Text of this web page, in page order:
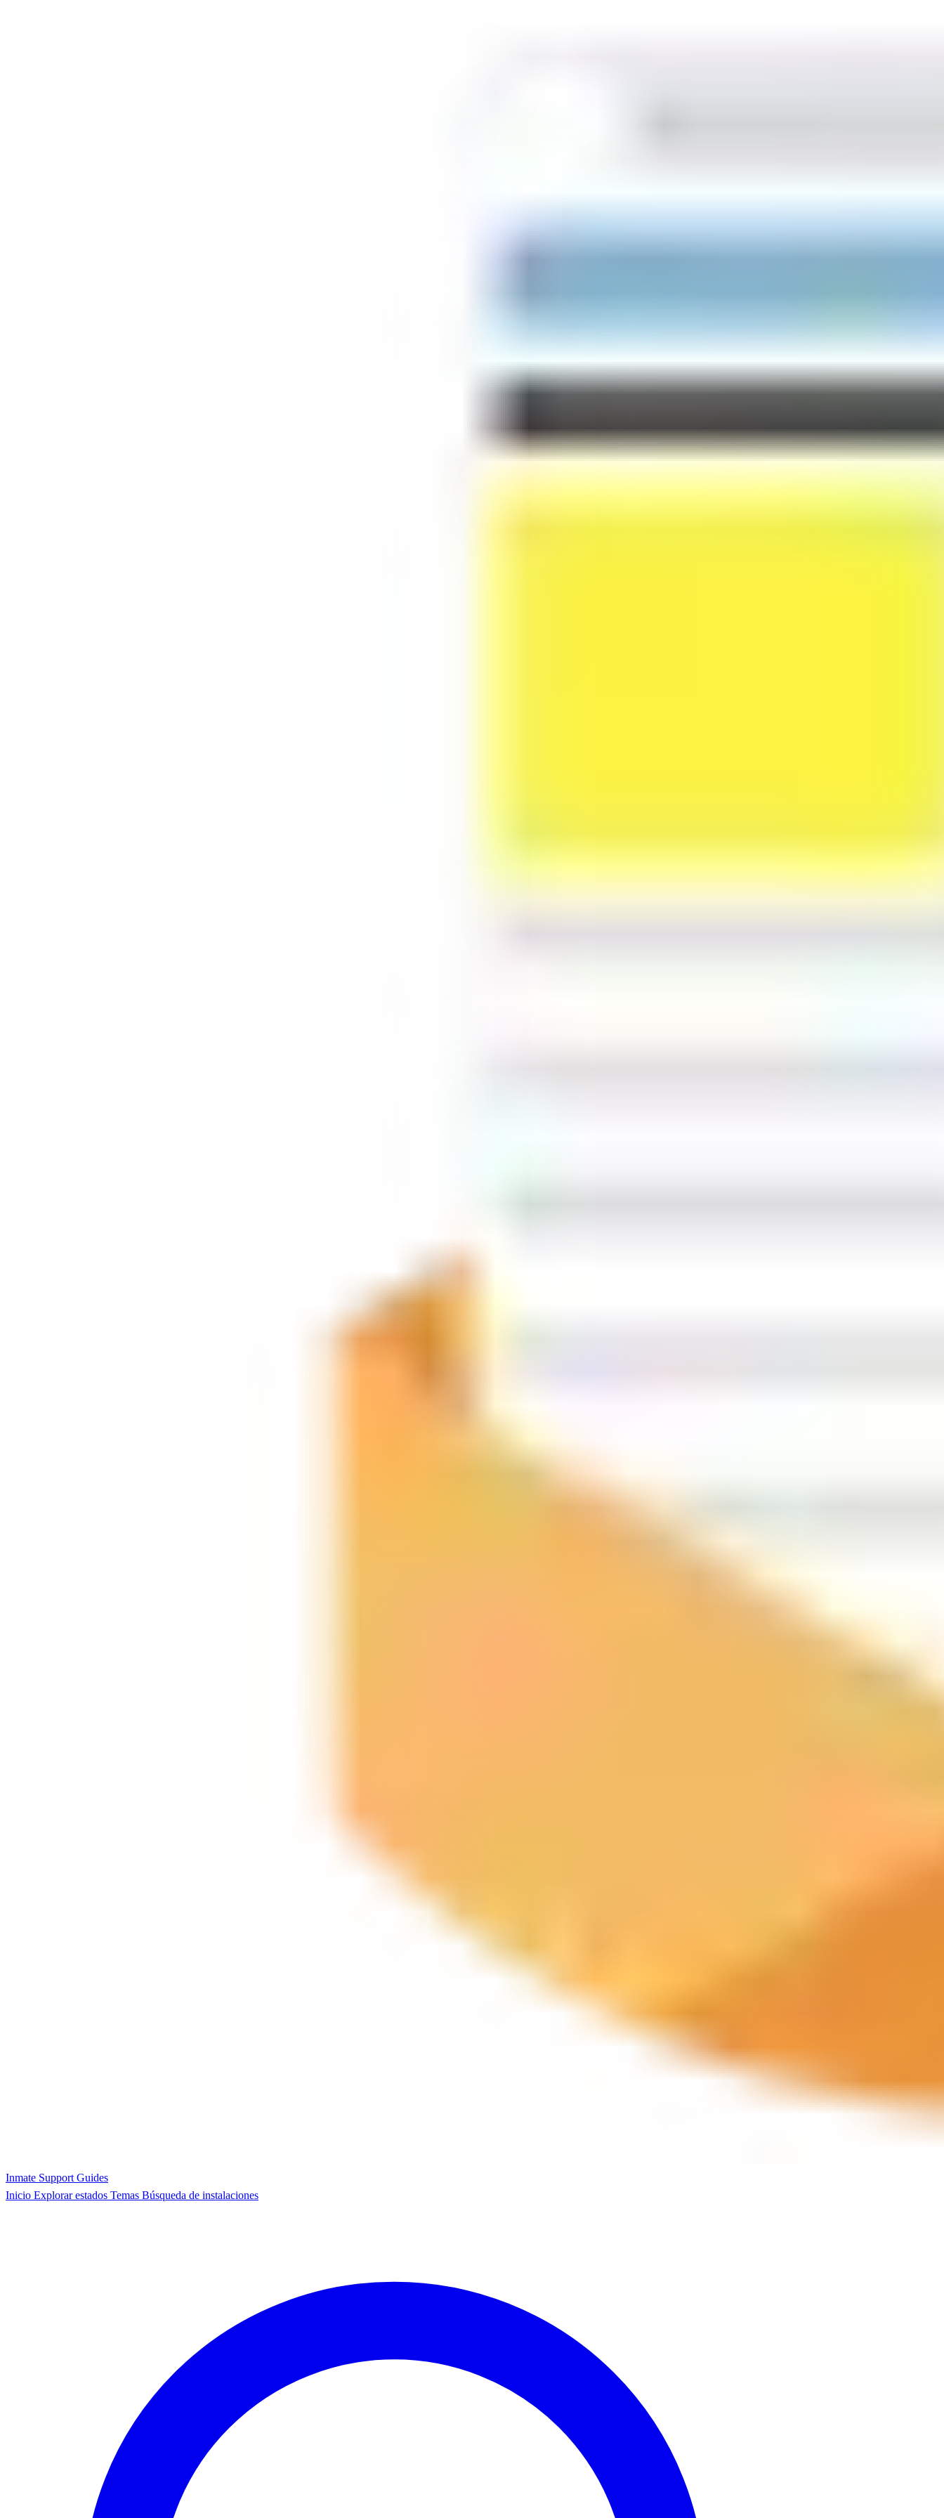
Inmate Support Guides
Inicio Explorar estados Temas Búsqueda de instalaciones